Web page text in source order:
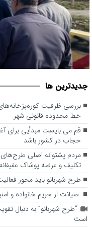
اصلاح خط محدوده قانونی
جديدترين ها
خط محدوده قانونی شهر
قم می بایست مبدأیی برای
حجاب در کشور باشد
مردم پشتوانه اصلی
تکلیف و عرضه پوشاک عفیفانه
طرح شهربانو باید محور
صیانت از حریم خانواده و
“طرح شهربانو” به دنبال
است